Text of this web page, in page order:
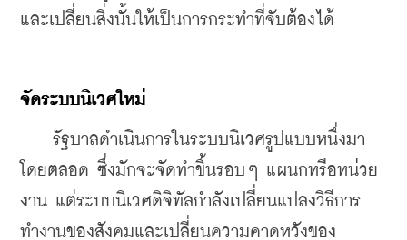
และเปลี่ยนสิ่งนั้นให้เป็นการกระทำที่จับต้องได้
จัดระบบนิเวศใหม่
รัฐบาลดำเนินการในระบบนิเวศรูปแบบหนึ่งมา
โดยตลอด ซึ่งมักจะจัดทำขึ้นรอบๆ แผนกหรือหน่วย
งาน แต่ระบบนิเวศดิจิทัลกำลังเปลี่ยนแปลงวิธีการ
ทำงานของสังคมและเปลี่ยนความคาดหวังของ